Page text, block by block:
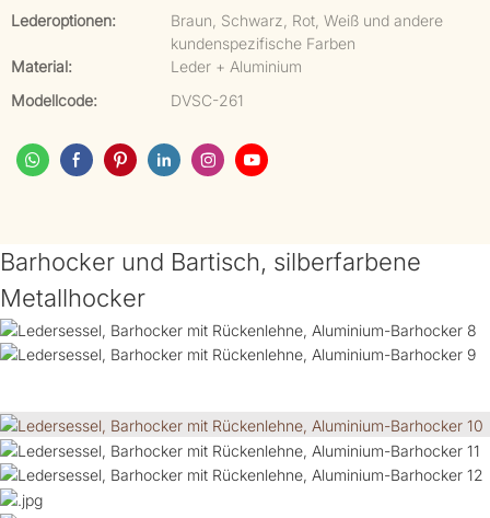
Lederoptionen:
Braun, Schwarz, Rot, Weiß und andere
kundenspezifische Farben
Material:
Leder + Aluminium
Modellcode:
DVSC-261
Barhocker und Bartisch, silberfarbene
Metallhocker